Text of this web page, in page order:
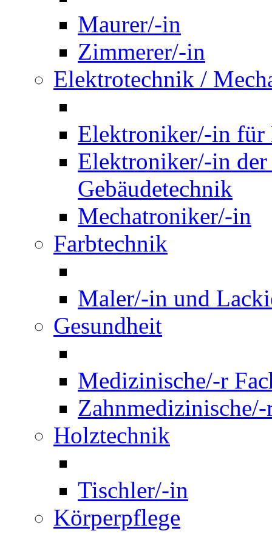
Maurer/-in
Zimmerer/-in
Elektrotechnik /
Elektroniker/-in für
Elektroniker/-in
Gebäudetechnik
Mechatroniker/-in
Farbtechnik
Maler/-in und
Gesundheit
Medizinische/-r
Holztechnik
Tischler/-in
Körperpflege